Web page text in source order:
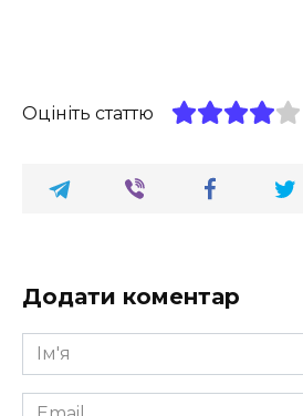
Оцініть статтю
Додати коментар
Ім'я
*
Email